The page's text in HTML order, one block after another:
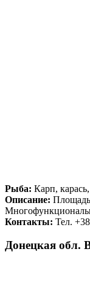
Рыба: Карп,
Описание:
Контакты: Тел.
Донецкая обл.